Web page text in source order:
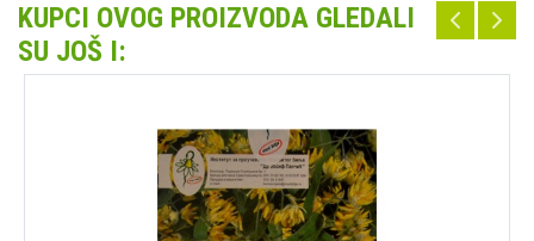
KUPCI OVOG PROIZVODA GLEDALI
SU JOŠ I: